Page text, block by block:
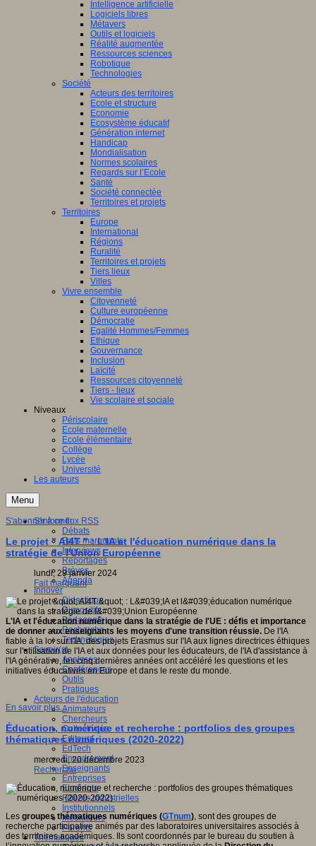
Intelligence artificielle
Logiciels libres
Métavers
Outils et logiciels
Réalité augmentée
Ressources sciences
Robotique
Technologies
Société
Acteurs des territoires
Ecole et structure
Economie
Ecosystème éducatif
Génération internet
Handicap
Mondialisation
Normes scolaires
Regards sur l’Ecole
Santé
Société connectée
Territoires et projets
Territoires
Europe
International
Régions
Ruralité
Territoires et projets
Tiers lieux
Villes
Vivre ensemble
Citoyenneté
Culture européenne
Démocratie
Egalité Hommes/Femmes
Ethique
Gouvernance
Inclusion
Laïcité
Ressources citoyenneté
Tiers - lieux
Vie scolaire et sociale
Niveaux
Périscolaire
Ecole maternelle
Ecole élémentaire
Collège
Lycée
Université
Les auteurs
Menu
S'informer
Débats
Faits marquants
Interviews
Reportages
Brèves
Agenda
Innover
Didactique
Dispositifs
Pédagogie
Recherche
Technologies
Savoir(s)
Analyses
Conférences
Outils
Pratiques
Acteurs de l'éducation
Animateurs
Chercheurs
Collectivités
Editeurs
EdTech
Encadrement
Enseignants
Entreprises
Etudiants
Filières industrielles
Institutionnels
Médiateurs
Parents
Thématiques
S'abonner à ce flux RSS
Le projet " AI4T " : L'IA et l'éducation numérique dans la
stratégie de l'Union Européenne
lundi, 29 janvier 2024
Fait marquant
L'IA et l'éducation numérique dans la stratégie de l'UE : défis et importance
de donner aux enseignants les moyens d'une transition réussie. De l'IA
fiable à la loi sur l'IA, des projets Erasmus sur l'IA aux lignes directrices éthiques
sur l'utilisation de l'IA et aux données pour les éducateurs, de l'IA d'assistance à
l'IA générative, les cinq dernières années ont accéléré les questions et les
initiatives éducatives en Europe et dans le reste du monde.
En savoir plus...
Éducation, numérique et recherche : portfolios des groupes
thématiques numériques (2020-2022)
mercredi, 20 décembre 2023
Recherche
Les groupes thématiques numériques (GTnum), sont des groupes de
recherche participative animés par des laboratoires universitaires associés à
des territoires académiques. Ils sont coordonnés par le bureau du soutien à